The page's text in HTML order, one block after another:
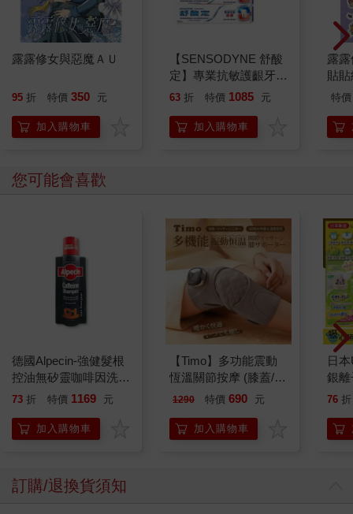
露露修女與惡魔ＡＵ
95 折 特價 350 元
加入購物車
【SENSODYNE 舒酸
定】專業抗敏護齦牙
膏-經典配方100gx6入
63 折 特價 1085 元
加入購物車
露
貼
特價
您可能會喜歡
德國Alpecin-強健髮根
控油無矽靈咖啡因洗髮
凝露375ml/瓶-C1強健
調理頭皮洗髮液/0矽靈
滋潤洗頭髮水/一般髮
73 折 特價 1169 元
加入購物車
【Timo】多功能震動
恆溫關節按摩 (膝蓋/
肩/手肘通用) 無線充電
膝熱敷 【單入組】
1290 特價 690 元
加入購物車
日
銀
乾
防
尿
76 折
訂購/退換貨須知